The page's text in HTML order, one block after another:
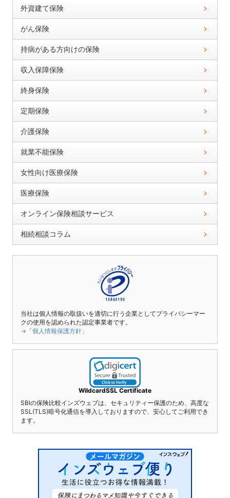
外資建て保険
がん保険
持病がある方向けの保険
収入保障保険
終身保険
定期保険
介護保険
就業不能保険
女性向け医療保険
医療保険
オンライン保険相談サービス
相続相談コラム
当社は個人情報の取扱いを適切に行う企業としてプライバシーマー
クの使用を認められた認定事業者です。
→「個人情報保護方針」
WildcardSSL Certificate
SBIの保険比較インズウェブは、セキュリティー保護のため、高度な
SSL(TLS)暗号化通信を導入しておりますので、安心してご利用でき
ます。